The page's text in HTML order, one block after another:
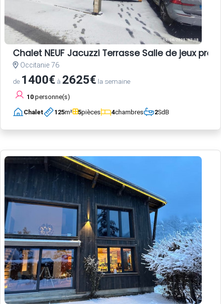
Chalet NEUF Jacuzzi Terrasse Salle de jeux
Occitanie 76
de 1400€ à 2625€ la semaine
10 personne(s)
Chalet 125m² 5pièces 4chambres 2SdB